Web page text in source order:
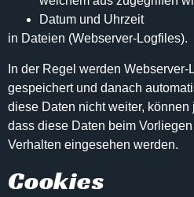
Datum und Uhrzeit
in Dateien (Webserver-Logfiles).
In der Regel werden
gespeichert und danach
diese Daten nicht weiter,
dass diese Daten beim
Verhalten eingesehen werden.
Cookies